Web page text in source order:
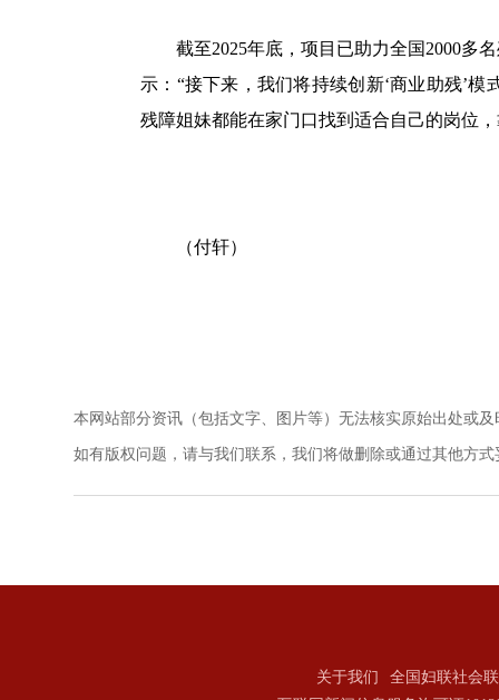
截至2025年底，项目已助力全国2000多名
示：“接下来，我们将持续创新‘商业助残’
残障姐妹都能在家门口找到适合自己的岗位
（付轩）
本网站部分资讯（包括文字、图片等）无法核实原始出处或
如有版权问题，请与我们联系，我们将做删除或通过其他方式
关于我们
全国妇联社会